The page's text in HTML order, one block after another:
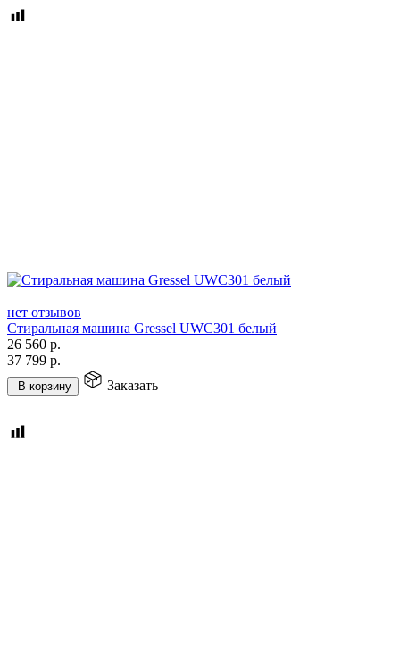
нет отзывов
Стиральная машина Gressel UWC301 белый
26 560 р.
37 799 р.
В корзину Заказать